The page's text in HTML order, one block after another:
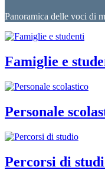
Panoramica delle voci di
Famiglie e
Personale
Percorsi di